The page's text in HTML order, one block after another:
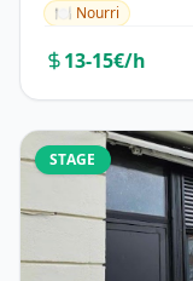
🍽️ Nourri
13-15€/h
STAGE